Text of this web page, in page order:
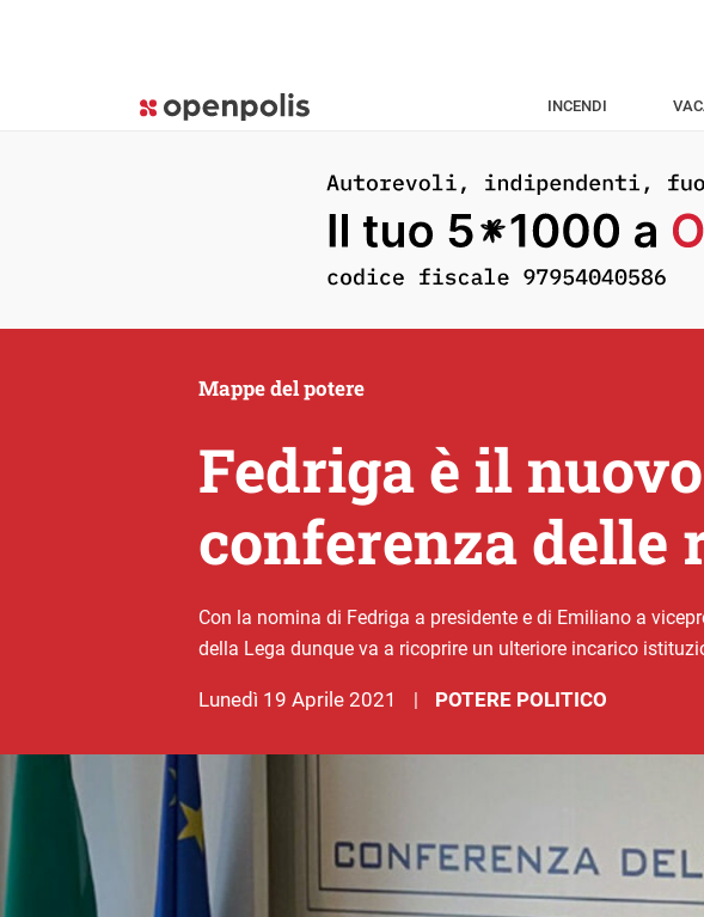
INCENDI
Fedriga è il
conferenza delle
Mappe del potere
Con la nomina di Fedriga a presidente e di Emiliano a
della Lega dunque va a ricoprire un ulteriore incarico
lunedì 19 Aprile 2021 | POTERE POLITICO